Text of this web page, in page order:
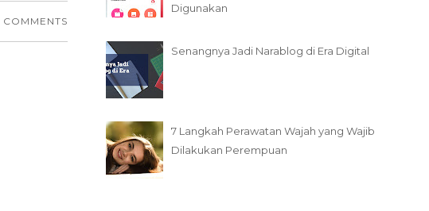
COMMENTS
Digunakan
Senangnya Jadi Narablog di Era Digital
7 Langkah Perawatan Wajah yang Wajib
Dilakukan Perempuan